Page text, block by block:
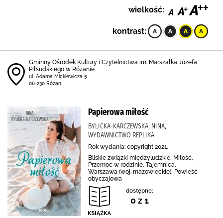
wielkość:
kontrast:
Gminny Ośrodek Kultury i Czytelnictwa im. Marszałka Józefa
Piłsudskiego w Różanie
ul. Adama Mickiewicza 5
06-230 Różan
Papierowa miłość
BYLICKA-KARCZEWSKA, NINA,
WYDAWNICTWO REPLIKA
Rok wydania: copyright 2021.
Bliskie związki międzyludzkie, Miłość,
Przemoc w rodzinie, Tajemnica,
Warszawa (woj. mazowieckie), Powieść
obyczajowa
dostępne:
0 z 1